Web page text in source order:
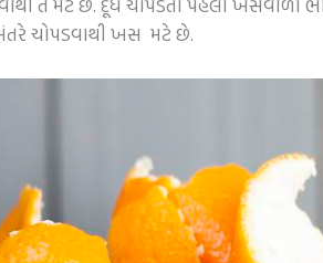
ચોપડવાથી ખસ મટે છે.